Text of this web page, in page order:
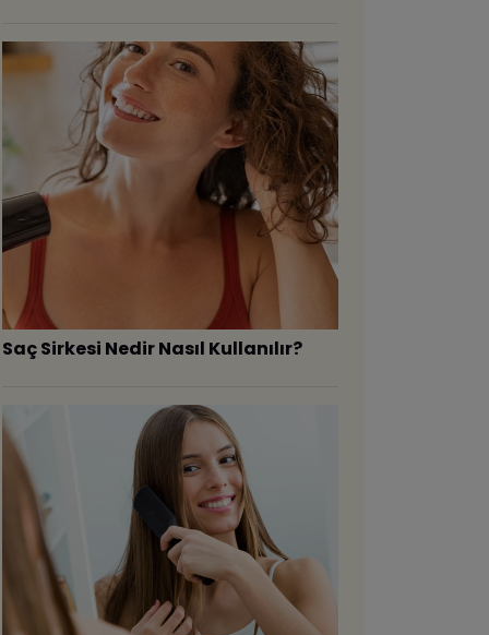
Saç Sirkesi Nedir Nasıl Kullanılır?